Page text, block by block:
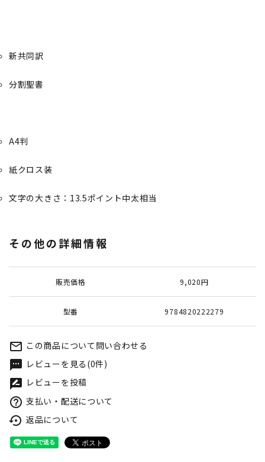
新共同訳
分割聖書
A4判
紙クロス装
文字の大きさ：13.5ポイント中太相当
その他の詳細情報
販売価格 9,020円
型番 9784820222279
mail_outline この商品について問い合わせる
textsms レビューを見る(0件)
rate_review レビューを投稿
help_outline 支払い・配送について
settings_backup_restore 返品について